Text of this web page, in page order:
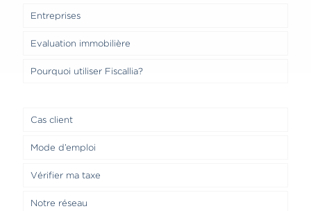
Entreprises
Evaluation immobilière
Pourquoi utiliser Fiscallia?
Cas client
Mode d’emploi
Vérifier ma taxe
Notre réseau